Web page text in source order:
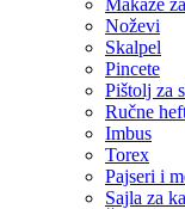
Makaze
Noževi
Skalpel
Pincete
Pištolj za
Ručne
Imbus
Torex
Pajseri i
Sajla za